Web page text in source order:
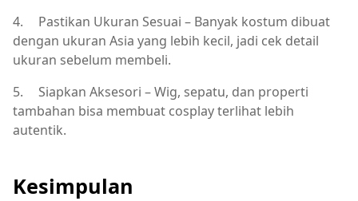
4.
Pastikan Ukuran Sesuai – Banyak kostum dibuat
dengan ukuran Asia yang lebih kecil, jadi cek detail
ukuran sebelum membeli.
5.
Siapkan Aksesori – Wig, sepatu, dan properti
tambahan bisa membuat cosplay terlihat lebih
autentik.
Kesimpulan